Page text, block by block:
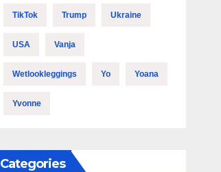
TikTok Trump Ukraine
USA Vanja
Wetlookleggings Yo Yoana
Yvonne
Categories